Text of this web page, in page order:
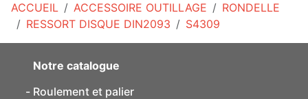
ACCUEIL ACCESSOIRE OUTILLAGE
RONDELLE
RESSORT DISQUE DIN2093
S4309
Notre catalogue
Roulement et palier